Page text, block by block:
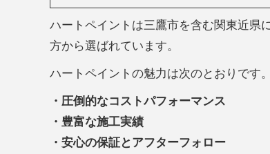
ハートペイントは三鷹市を含む関東近県
方から選ばれています。
ハートペイントの魅力は次のとおりです。
・圧倒的なコストパフォーマンス
・豊富な施工実績
・安心の保証とアフターフォロー